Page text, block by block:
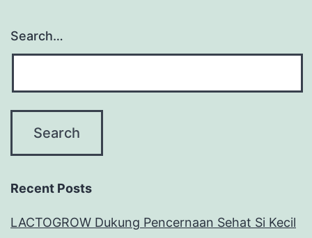
Search…
Recent Posts
LACTOGROW Dukung Pencernaan Sehat Si Kecil